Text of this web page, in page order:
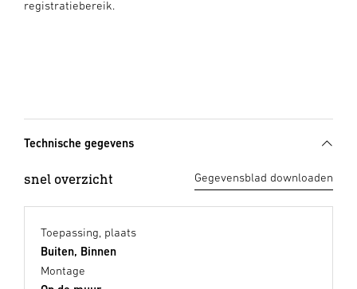
registratiebereik.
Technische gegevens
snel overzicht Gegevensblad downloaden
Toepassing, plaats
Buiten, Binnen
Montage